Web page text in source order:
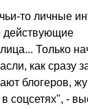
то личные
действующие
Только
как сразу
блогеров,
соцсетях", -